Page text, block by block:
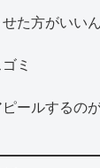
た方がいい
ミ
ピールするの